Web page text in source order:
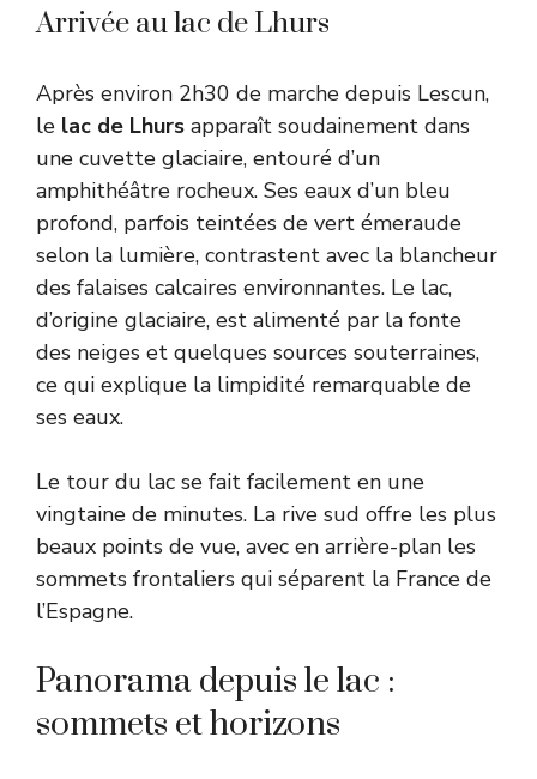
Arrivée au lac de Lhurs
Après environ 2h30 de marche depuis Lescun,
le lac de Lhurs apparaît soudainement dans
une cuvette glaciaire, entouré d’un
amphithéâtre rocheux. Ses eaux d’un bleu
profond, parfois teintées de vert émeraude
selon la lumière, contrastent avec la blancheur
des falaises calcaires environnantes. Le lac,
d’origine glaciaire, est alimenté par la fonte
des neiges et quelques sources souterraines,
ce qui explique la limpidité remarquable de
ses eaux.
Le tour du lac se fait facilement en une
vingtaine de minutes. La rive sud offre les plus
beaux points de vue, avec en arrière-plan les
sommets frontaliers qui séparent la France de
l’Espagne.
Panorama depuis le lac :
sommets et horizons